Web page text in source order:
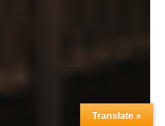
Translate »